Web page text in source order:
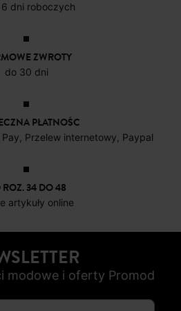
DO PACZKOMATÓW
6 dni roboczych
ZWROTY
do 30 dni
PŁATNOŚC
Pay, Przelew internetowy, Paypal
34 DO 48
artykuły online